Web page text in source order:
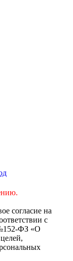
согласие на
с
ФЗ «О